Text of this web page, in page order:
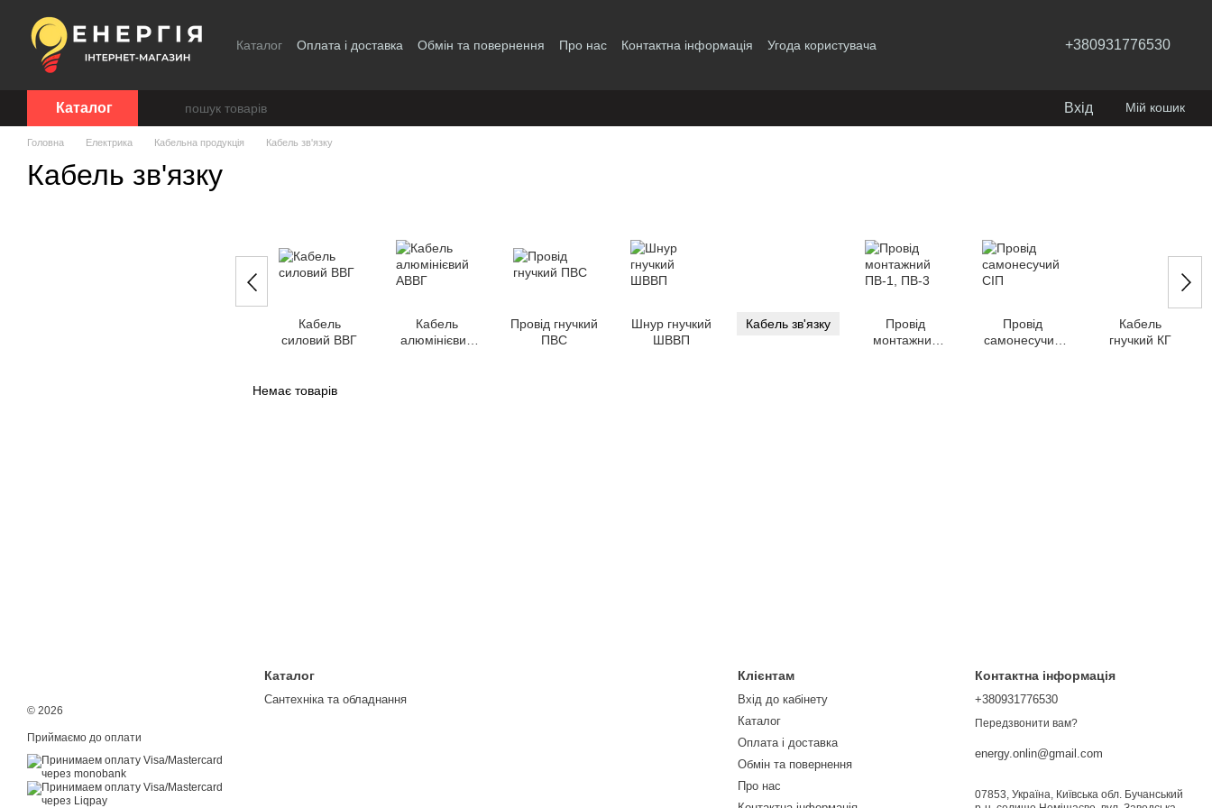
Каталог Оплата і доставка Обмін та повернення Про нас Контактна інформація Угода користувача +380931776530
Каталог Вхід Мій кошик
Головна Електрика Кабельна продукція Кабель зв'язку
Кабель зв'язку
Кабель
силовий ВВГ
Кабель
алюмінієвий
Провід гнучкий
ПВС
Шнур гнучкий
ШВВП
Кабель зв'язку
Провід
монтажний
Провід
самонесучий
Кабель
гнучкий КГ
Немає товарів
© 2026
Приймаємо до оплати
Каталог
Сантехніка та обладнання
Клієнтам
Вхід до кабінету
Каталог
Оплата і доставка
Обмін та повернення
Про нас
Контактна інформація
+380931776530
Передзвонити вам?
energy.onlin@gmail.com
07853, Україна, Київська обл. Бучанський